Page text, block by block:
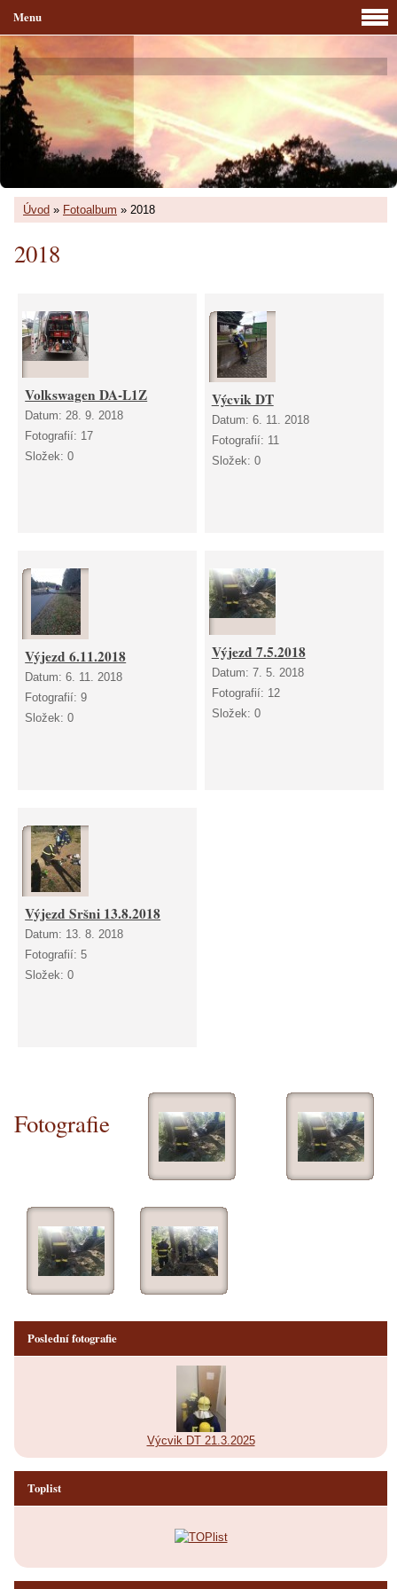
Úvod » Fotoalbum » 2018
2018
Volkswagen DA-L1Z
Datum:28. 9. 2018
Fotografií: 17
Složek:0
Výcvik DT
Datum: 6. 11. 2018
Fotografií: 11
Složek: 0
Výjezd 6.11.2018
Datum:6. 11. 2018
Fotografií:9
Složek:0
Výjezd 7.5.2018
Datum: 7. 5. 2018
Fotografií: 12
Složek: 0
Výjezd Sršni 13.8.2018
Datum: 13. 8. 2018
Fotografií:5
Složek:0
Fotografie
Menu
Poslední fotografie
Výcvik DT 21.3.2025
Toplist